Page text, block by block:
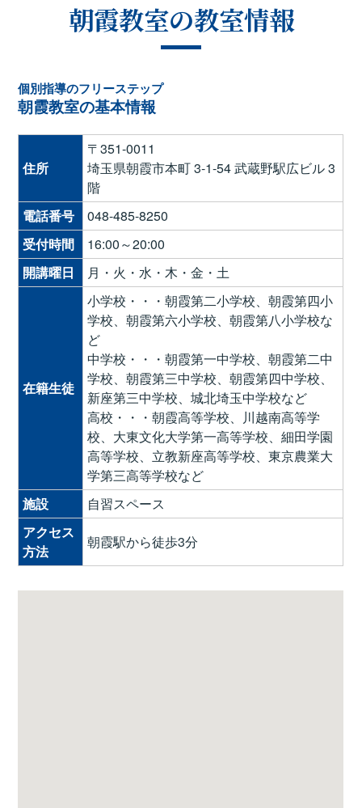
朝霞教室の教室情報
個別指導のフリーステップ
朝霞教室の基本情報
住所
〒351-0011
埼玉県朝霞市本町 3-1-54 武蔵野駅広ビル 3
階
電話番号
048-485-8250
受付時間
16:00～20:00
開講曜日
月・火・水・木・金・土
在籍生徒
小学校・・・朝霞第二小学校、朝霞第四小
学校、朝霞第六小学校、朝霞第八小学校な
ど
中学校・・・朝霞第一中学校、朝霞第二中
学校、朝霞第三中学校、朝霞第四中学校、
新座第三中学校、城北埼玉中学校など
高校・・・朝霞高等学校、川越南高等学
校、大東文化大学第一高等学校、細田学園
高等学校、立教新座高等学校、東京農業大
学第三高等学校など
施設
自習スペース
アクセス
方法
朝霞駅から徒歩3分